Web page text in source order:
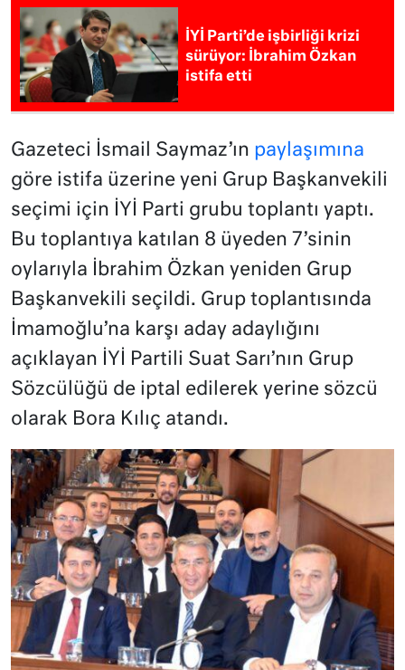
İYİ Parti’de işbirliği krizi
sürüyor: İbrahim Özkan
istifa etti
Gazeteci İsmail Saymaz’ın paylaşımına
göre istifa üzerine yeni Grup Başkanvekili
seçimi için İYİ Parti grubu toplantı yaptı.
Bu toplantıya katılan 8 üyeden 7’sinin
oylarıyla İbrahim Özkan yeniden Grup
Başkanvekili seçildi. Grup toplantısında
İmamoğlu’na karşı aday adaylığını
açıklayan İYİ Partili Suat Sarı’nın Grup
Sözcülüğü de iptal edilerek yerine sözcü
olarak Bora Kılıç atandı.